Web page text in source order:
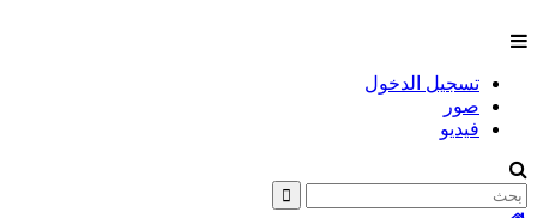
تسجيل الدخول
صور
فيديو